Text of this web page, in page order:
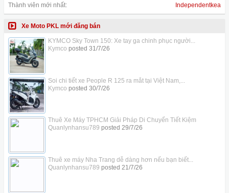
Thành viên mới nhất:
Independentkea
Xe Moto PKL mới đăng bán
KYMCO Sky Town 150: Xe tay ga chinh phục người...
Kymco posted 31/7/26
Soi chi tiết xe People R 125 ra mắt tại Việt Nam,...
Kymco posted 30/7/26
Thuê Xe Máy TPHCM Giải Pháp Di Chuyển Tiết Kiệm
Quanlynhansu789 posted 29/7/26
Thuê xe máy Nha Trang dễ dàng hơn nếu bạn biết...
Quanlynhansu789 posted 21/7/26